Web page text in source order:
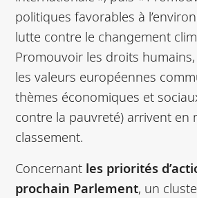
politiques favorables à
lutte contre le changement
Promouvoir les droits
les valeurs européennes
thèmes économiques et
contre la pauvreté) arrivent en
classement.
Concernant les priorités
prochain Parlement, un